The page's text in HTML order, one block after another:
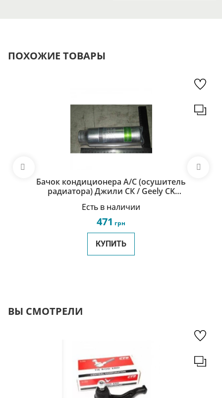
ПОХОЖИЕ ТОВАРЫ
Бачок кондиционера А/C (осушитель
радиатора) Джили СК / Geely CK
Есть в наличии
471 грн
КУПИТЬ
ВЫ СМОТРЕЛИ